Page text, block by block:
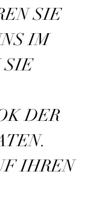
SIE
IM
SIE
DER
IHREN